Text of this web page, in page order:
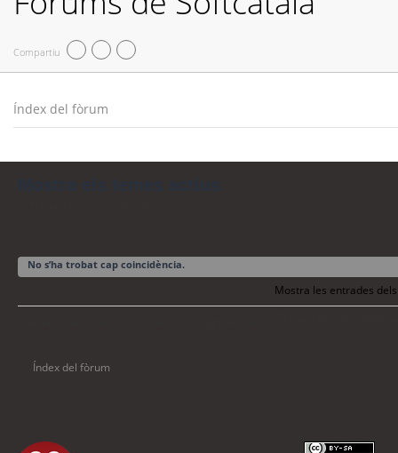
Compartiu
Índex del fòrum
No s’ha trobat cap coincidència.
Mostra les entrades
Índex del fòrum